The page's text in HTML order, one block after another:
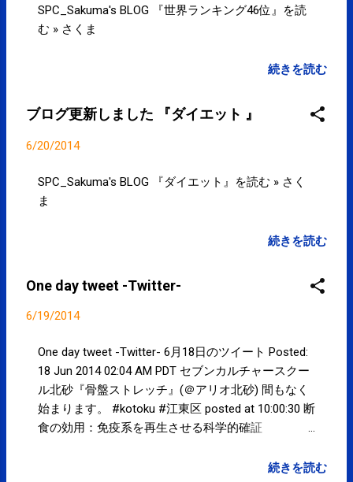
posted at 20:57:16 You are subscribed to email
updates from サクマフィジカルコンディショニング
you may unsubscribe now . Email delivery powered by
SPC_Sakuma's BLOG 『世界ランキング46位』を読
む » さくま
続きを読む
ブログ更新しました 『ダイエット 』
6/20/2014
SPC_Sakuma's BLOG 『ダイエット』を読む » さく
ま
続きを読む
One day tweet -Twitter-
6/19/2014
One day tweet -Twitter- 6月18日のツイート Posted:
18 Jun 2014 02:04 AM PDT セブンカルチャースクー
ル北砂『骨盤ストレッチ』(＠アリオ北砂) 間もなく
始まります。 #kotoku #江東区 posted at 10:00:30 断
食の効用：免疫系を再生させる科学的確証
+ INNOVATIONS。最新テクノロジーニュース、気に
続きを読む